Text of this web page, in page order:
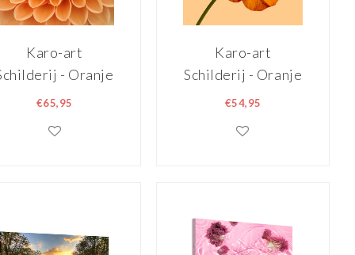
Karo-art
- Oranje
Dahlia, close up,
Oranje , 3 maten ,
€65,95
Karo-art
Schilderij - Oranje
klaproos op gele
maten ,
€54,95